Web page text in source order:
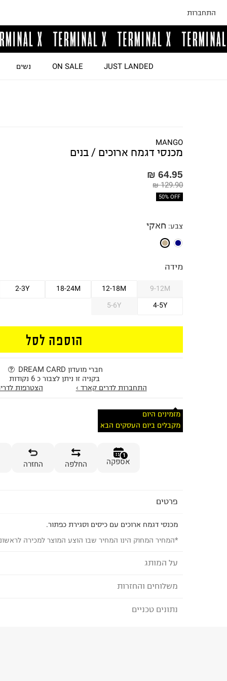
התחברות
JUST LANDED
ON SALE נשים
MANGO
מכנסי דגמח ארוכים / בנים
64.95 ₪
129.90 ₪
50% OFF
צבע: חאקי
מידה
9-12M
12-18M
18-24M
2-3Y
4-5Y
5-6Y
הוספה לסל
חברי מועדון DREAM CARD
בקניה זו ניתן לצבור כ 6 נקודות
התחברות לדרים קארד ›
הצטרפות
מזמינים היום
מקבלים ביום העסקים הבא
1
אספקה החלפה החזרה
פרטים
מכנסי דגמח ארוכים עם כיסים וסגירת כפתור.
*המחיר המחוק הינו המחיר שבו הוצע המוצר למכירה
על המותג
MANGO - מנגו
משלוחים והחזרות
לבחירת בשיטת המשלוח המתאימה לכם,
נתונים טכניים